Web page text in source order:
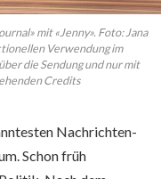
mit «Jenny». Foto: Jana
Verwendung im
die Sendung und nur mit
Credits
Nachrichten­
Schon früh